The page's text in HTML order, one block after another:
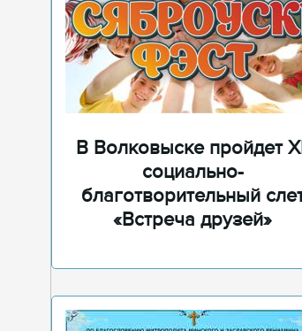
В Волковыске пройдет
социально-
благотворительный
«Встреча друзей»